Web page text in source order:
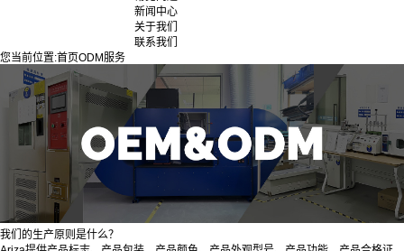
新闻中心
关于我们
联系我们
您当前位置:首页ODM服务
我们的生产原则是什么？